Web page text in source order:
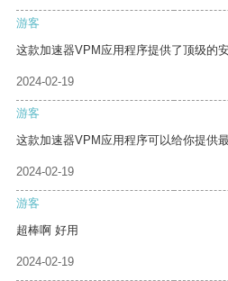
游客
这款加速器VPM应用程序提供了顶级的
2024-02-19
游客
这款加速器VPM应用程序可以给你提供
2024-02-19
游客
超棒啊 好用
2024-02-19